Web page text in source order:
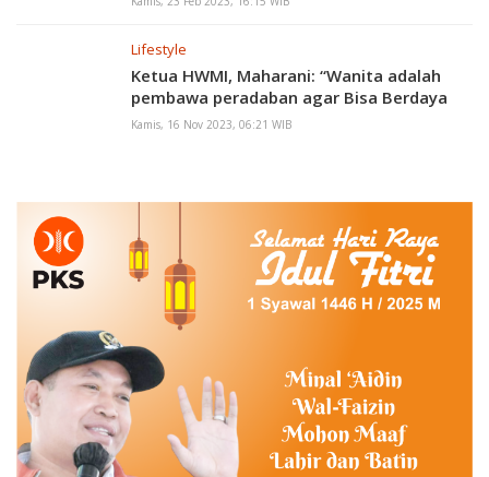
Lifestyle
Ketua HWMI, Maharani: “Wanita adalah
pembawa peradaban agar Bisa Berdaya
Kamis, 16 Nov 2023, 06:21 WIB